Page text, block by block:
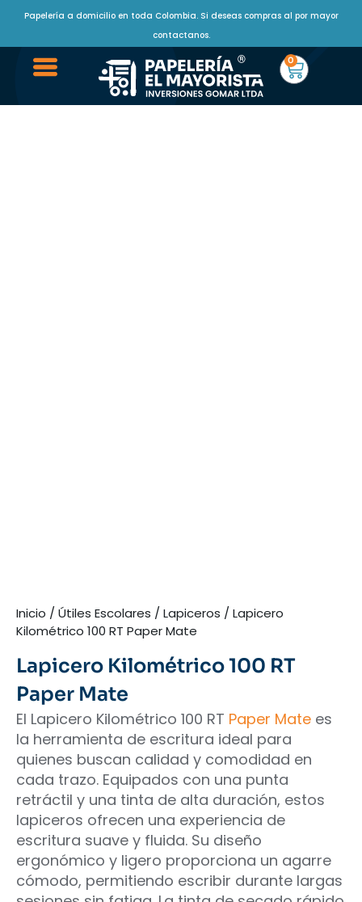
Papelería a domicilio en toda Colombia. Si deseas compras al por mayor
contactanos.
0
Inicio / Útiles Escolares / Lapiceros / Lapicero
Kilométrico 100 RT Paper Mate
Lapicero Kilométrico 100 RT
Paper Mate
El Lapicero Kilométrico 100 RT Paper Mate es
la herramienta de escritura ideal para
quienes buscan calidad y comodidad en
cada trazo. Equipados con una punta
retráctil y una tinta de alta duración, estos
lapiceros ofrecen una experiencia de
escritura suave y fluida. Su diseño
ergonómico y ligero proporciona un agarre
cómodo, permitiendo escribir durante largas